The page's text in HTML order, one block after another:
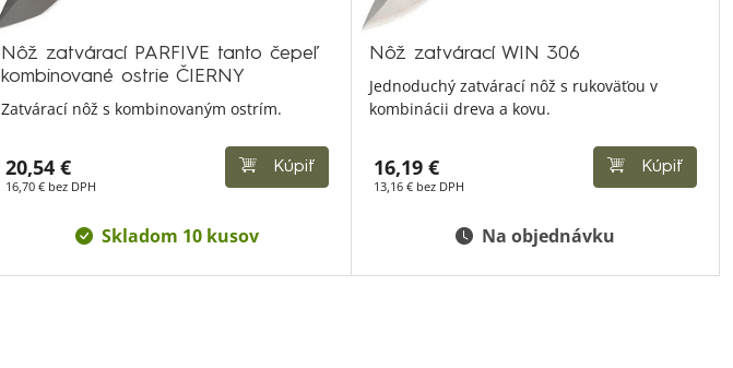
Nôž zatvárací PARFIVE tanto čepeľ
kombinované ostrie ČIERNY
Zatvárací nôž s kombinovaným ostrím.
20,54 €
16,70 € bez DPH
Kúpiť
Skladom 10 kusov
Nôž zatvárací WIN 306
Jednoduchý zatvárací nôž s rukoväťou v
kombinácii dreva a kovu.
16,19 €
13,16 € bez DPH
Kúpiť
Na objednávku